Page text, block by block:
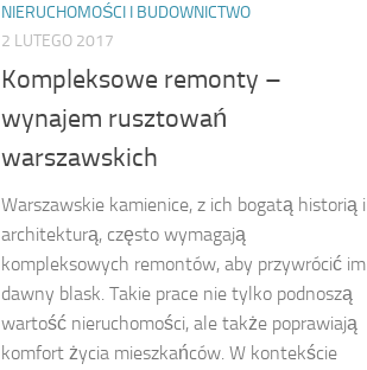
NIERUCHOMOŚCI I BUDOWNICTWO
2 LUTEGO 2017
Kompleksowe remonty –
wynajem rusztowań
warszawskich
Warszawskie kamienice, z ich bogatą historią i
architekturą, często wymagają
kompleksowych remontów, aby przywrócić im
dawny blask. Takie prace nie tylko podnoszą
wartość nieruchomości, ale także poprawiają
komfort życia mieszkańców. W kontekście